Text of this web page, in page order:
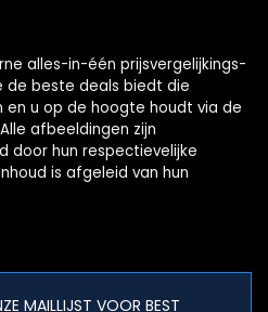
alles-in-één prijsvergelijkings-
de beste deals biedt die
en u op de hoogte houdt via de
afbeeldingen zijn
door hun respectievelijke
is afgeleid van hun
MAILLIJST VOOR BEST